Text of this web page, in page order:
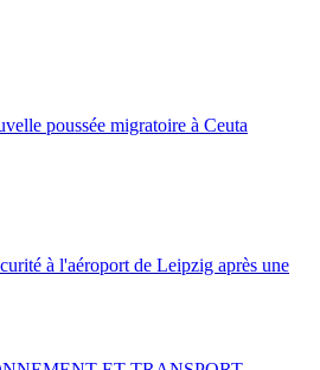
poussée migratoire à Ceuta
à l'aéroport de Leipzig après une